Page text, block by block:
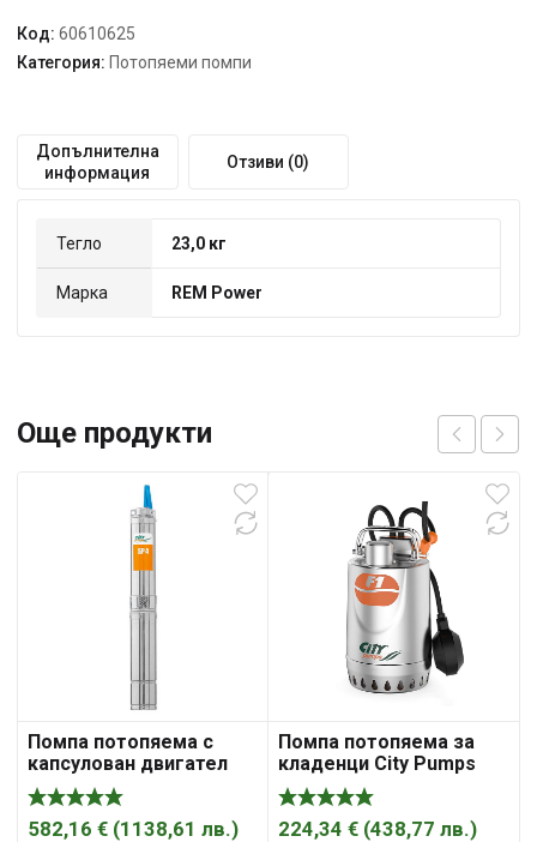
SPG
18502
12М
режещ
инструмент
Код: 60610625
Категория: Потопяеми помпи
Допълнителна
информация
Отзиви (0)
Тегло 23,0 кг
Марка REM Power
Още продукти
Помпа потопяема с
капсулован двигател
City Pumps 1.5- 9м3/ ч,
107- 45м, 2″, 6SP30-4 WE
582,16 € (1138,61 лв.)
Помпа потопяема за
кладенци City Pumps
1.2- 9.6м3/ ч, 6.5- 1м, 1 1/
4″, F1/30M
224,34€ (438,77лв.)